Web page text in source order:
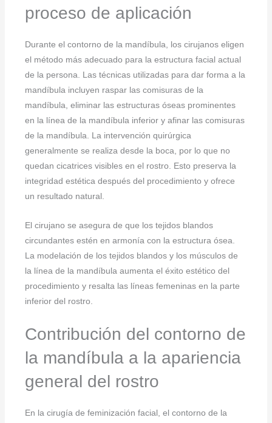
proceso de aplicación
Durante el contorno de la mandíbula, los cirujanos eligen
el método más adecuado para la estructura facial actual
de la persona. Las técnicas utilizadas para dar forma a la
mandíbula incluyen raspar las comisuras de la
mandíbula, eliminar las estructuras óseas prominentes
en la línea de la mandíbula inferior y afinar las comisuras
de la mandíbula. La intervención quirúrgica
generalmente se realiza desde la boca, por lo que no
quedan cicatrices visibles en el rostro. Esto preserva la
integridad estética después del procedimiento y ofrece
un resultado natural.
El cirujano se asegura de que los tejidos blandos
circundantes estén en armonía con la estructura ósea.
La modelación de los tejidos blandos y los músculos de
la línea de la mandíbula aumenta el éxito estético del
procedimiento y resalta las líneas femeninas en la parte
inferior del rostro.
Contribución del contorno de
la mandíbula a la apariencia
general del rostro
En la cirugía de feminización facial, el contorno de la